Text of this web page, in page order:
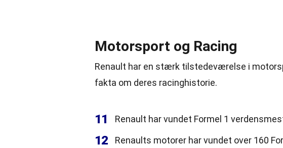
Motorsport og Racing
Renault har en stærk tilstedeværelse i
fakta om deres racinghistorie.
11 Renault har vundet Formel 1
12 Renaults motorer har vundet over 160